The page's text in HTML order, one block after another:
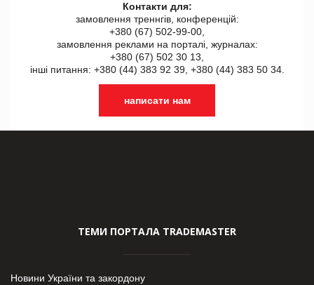
Контакти для:
замовлення треннгів, конференцій:
+380 (67) 502-99-00,
замовлення реклами на порталі, журналах:
+380 (67) 502 30 13,
інші питання: +380 (44) 383 92 39, +380 (44) 383 50 34.
написати нам
ТЕМИ ПОРТАЛА TRADEMASTER
Новини України та закордону